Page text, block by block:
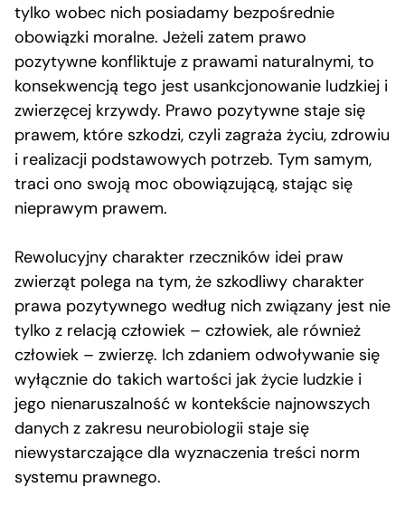
tylko wobec nich posiadamy bezpośrednie
obowiązki moralne. Jeżeli zatem prawo
pozytywne konfliktuje z prawami naturalnymi, to
konsekwencją tego jest usankcjonowanie ludzkiej i
zwierzęcej krzywdy. Prawo pozytywne staje się
prawem, które szkodzi, czyli zagraża życiu, zdrowiu
i realizacji podstawowych potrzeb. Tym samym,
traci ono swoją moc obowiązującą, stając się
nieprawym prawem.
Rewolucyjny charakter rzeczników idei praw
zwierząt polega na tym, że szkodliwy charakter
prawa pozytywnego według nich związany jest nie
tylko z relacją człowiek – człowiek, ale również
człowiek – zwierzę. Ich zdaniem odwoływanie się
wyłącznie do takich wartości jak życie ludzkie i
jego nienaruszalność w kontekście najnowszych
danych z zakresu neurobiologii staje się
niewystarczające dla wyznaczenia treści norm
systemu prawnego.